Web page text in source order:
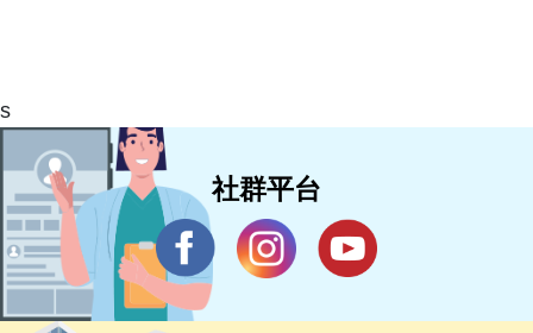
s
社群平台